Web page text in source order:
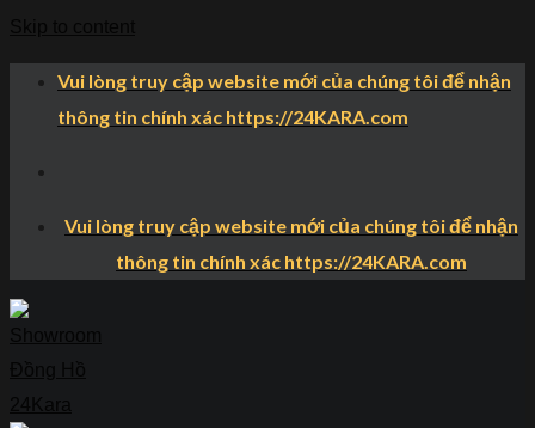
Vui lòng truy cập website mới của chúng tôi để nhận
thông tin chính xác https://24KARA.com
Vui lòng truy cập website mới của chúng tôi để nhận
thông tin chính xác https://24KARA.com